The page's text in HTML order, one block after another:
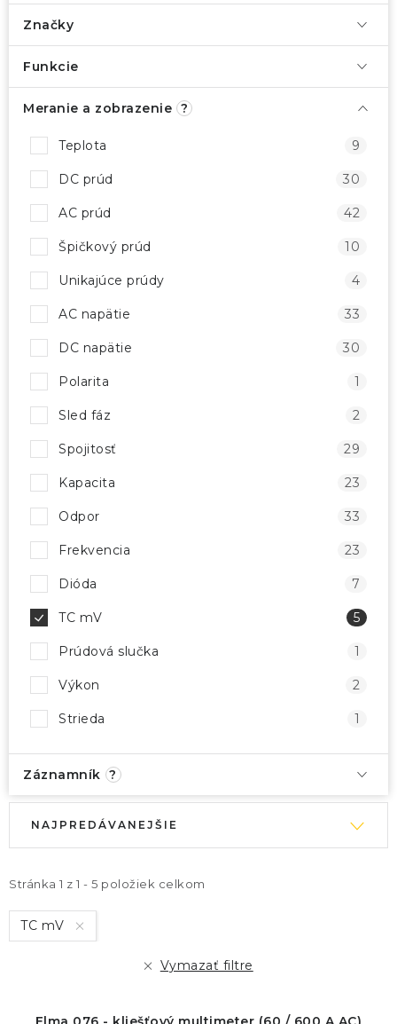
Značky
Funkcie
Meranie a zobrazenie ?
Teplota 9
DC prúd 30
AC prúd 42
Špičkový prúd 10
Unikajúce prúdy 4
AC napätie 33
DC napätie 30
Polarita 1
Sled fáz 2
Spojitosť 29
Kapacita 23
Odpor 33
Frekvencia 23
Dióda 7
TC mV 5
Prúdová slučka 1
Výkon 2
Strieda 1
Záznamník ?
i
s
p
Stránka 1 z 1 - 5 položiek celkom
e
n
i
NAJPREDÁVANEJŠIE
TC mV
Vymazať filtre